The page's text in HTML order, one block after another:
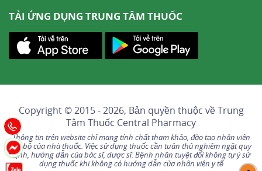
TẢI ỨNG DỤNG TRUNG TÂM THUỐC
Copyright © 2015 - 2026, Bản quyền thuộc vềTrung
Tâm Thuốc Central Pharmacy
Thông tin trên website chỉ mang tính chất tham khảo, đào tạo nhân viên
nội bộ của nhà thuốc. Việc sử dụng thuốc cần tuân thủ nghiêm ngặt quy
định, hướng dẫn của bác sĩ, dược sĩ. Bệnh nhân tuyệt đối không tự ý sử
dụng thuốc khi không có hướng dẫn của nhân viên y tế